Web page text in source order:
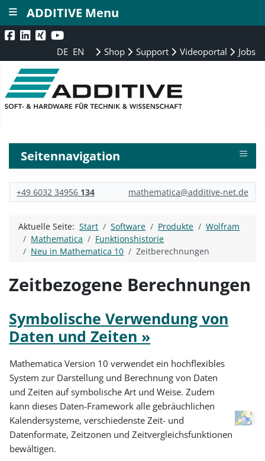
DE EN Shop Support Videoportal Jobs
Seitennavigation ≡
+49 6032 34956 134 mathematica@additive-net.de
Aktuelle Seite:Start Software Produkte
Wolfram
Mathematica
Funktionshistorie
Neu in Mathematica 10
Zeitberechnungen
Zeitbezogene Berechnungen
Symbolische Verwendung von
Daten und Zeiten »
Mathematica Version 10 verwendet ein hochflexibles
System zur Darstellung und Berechnung von Daten
und Zeiten auf symbolische Art und Weise. Zudem
kann dieses Daten-Framework alle gebräuchlichen
Kalendersysteme, verschiedenste Zeit- und
Datenformate, Zeitzonen und Zeitvergleichsfunktionen
bewältigen.
ADDITIVE Menu
≡